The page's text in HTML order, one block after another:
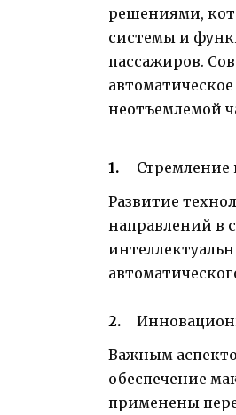
решениями,
системы и
пассажиров.
неотъемлемой
Стремление
Развитие
направлений в
Важным
обеспечение
применены